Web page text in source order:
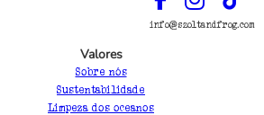
info@szoltandfrog.com
Valores
Sobre nós
Sustentabilidade
Limpeza dos oceanos